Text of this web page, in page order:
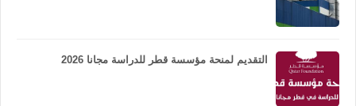
التقديم لمنحة مؤسسة قطر للدراسة مجانا 2026